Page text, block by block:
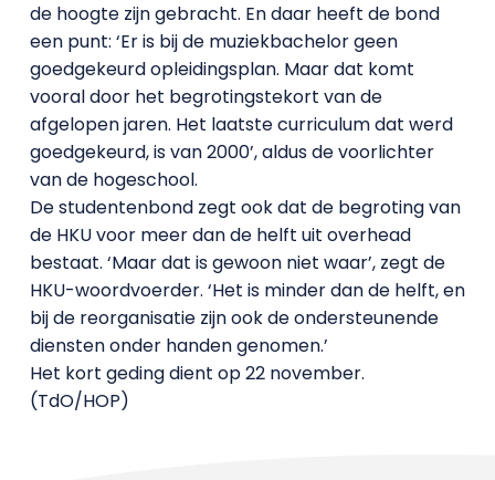
de hoogte zijn gebracht. En daar heeft de bond
een punt: ‘Er is bij de muziekbachelor geen
goedgekeurd opleidingsplan. Maar dat komt
vooral door het begrotingstekort van de
afgelopen jaren. Het laatste curriculum dat werd
goedgekeurd, is van 2000’, aldus de voorlichter
van de hogeschool.
De studentenbond zegt ook dat de begroting van
de HKU voor meer dan de helft uit overhead
bestaat. ‘Maar dat is gewoon niet waar’, zegt de
HKU-woordvoerder. ‘Het is minder dan de helft, en
bij de reorganisatie zijn ook de ondersteunende
diensten onder handen genomen.’
Het kort geding dient op 22 november.
(TdO/HOP)